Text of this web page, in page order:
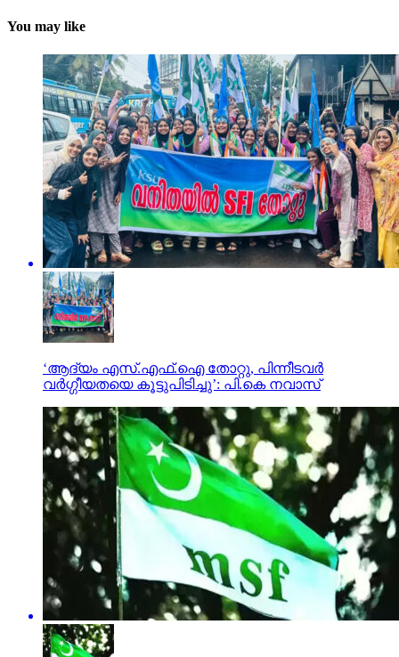
You may like
‘ആദ്യം എസ്.എഫ്.ഐ തോറ്റു, പിന്നീടവര്‍
വര്‍ഗ്ഗീയതയെ കൂട്ടുപിടിച്ചു’: പി.കെ നവാസ്